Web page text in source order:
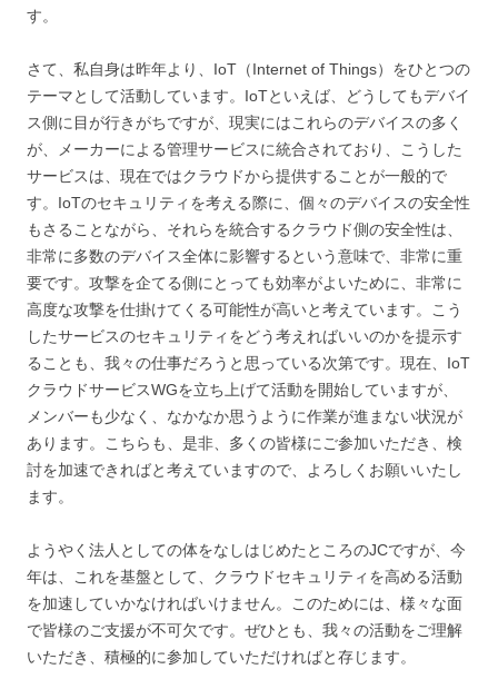
す。
さて、私自身は昨年より、IoT（Internet of Things）をひとつの
テーマとして活動しています。IoTといえば、どうしてもデバイ
ス側に目が行きがちですが、現実にはこれらのデバイスの多く
が、メーカーによる管理サービスに統合されており、こうした
サービスは、現在ではクラウドから提供することが一般的で
す。IoTのセキュリティを考える際に、個々のデバイスの安全性
もさることながら、それらを統合するクラウド側の安全性は、
非常に多数のデバイス全体に影響するという意味で、非常に重
要です。攻撃を企てる側にとっても効率がよいために、非常に
高度な攻撃を仕掛けてくる可能性が高いと考えています。こう
したサービスのセキュリティをどう考えればいいのかを提示す
ることも、我々の仕事だろうと思っている次第です。現在、IoT
クラウドサービスWGを立ち上げて活動を開始していますが、
メンバーも少なく、なかなか思うように作業が進まない状況が
あります。こちらも、是非、多くの皆様にご参加いただき、検
討を加速できればと考えていますので、よろしくお願いいたし
ます。
ようやく法人としての体をなしはじめたところのJCですが、今
年は、これを基盤として、クラウドセキュリティを高める活動
を加速していかなければいけません。このためには、様々な面
で皆様のご支援が不可欠です。ぜひとも、我々の活動をご理解
いただき、積極的に参加していただければと存じます。